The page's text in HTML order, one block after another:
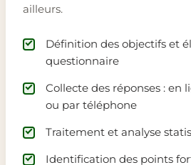
ailleurs.
Définition des objectifs et
questionnaire
Collecte des réponses : en
ou par téléphone
Traitement et analyse
Identification des points